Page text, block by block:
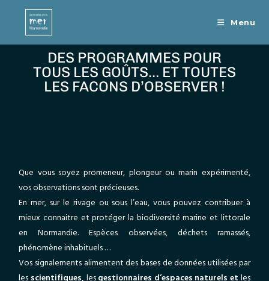
Menu
DES PROGRAMMES POUR
TOUS LES GOÛTS… ET TOUTES
LES FACONS D’OBSERVER !
Que vous soyez promeneur, plongeur ou marin expérimenté,
vos observations sont précieuses.
En mer, sur le rivage ou sous l’eau, vous pouvez contribuer à
mieux connaitre et protéger la biodiversité marine et littorale
en Normandie. Espèces observées, déchets ramassés,
phénomène inhabituels …
Vos signalements alimentent des bases de données utilisées par
les scientifiques, lesgestionnaires d’espaces naturels et les